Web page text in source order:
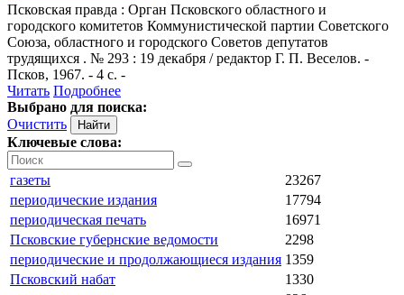
Псковская правда : Орган Псковского областного и
городского комитетов Коммунистической партии Советского
Союза, областного и городского Советов депутатов
трудящихся . № 293 : 19 декабря / редактор Г. П. Веселов. -
Псков, 1967. - 4 с. -
Читать Подробнее
Выбрано для поиска:
Очистить
Ключевые слова:
газеты
23267
периодические издания
17794
периодическая печать
16971
Псковские губернские ведомости
2298
периодические и продолжающиеся издания 1359
Псковский набат
1330